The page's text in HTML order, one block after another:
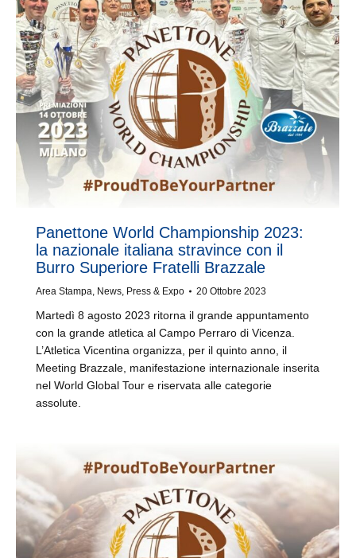
Panettone World Championship 2023:
la nazionale italiana stravince con il
Burro Superiore Fratelli Brazzale
Area Stampa, News, Press & Expo 20 Ottobre 2023
Martedì 8 agosto 2023 ritorna il grande appuntamento
con la grande atletica al Campo Perraro di Vicenza.
L’Atletica Vicentina organizza, per il quinto anno, il
Meeting Brazzale, manifestazione internazionale inserita
nel World Global Tour e riservata alle categorie
assolute.